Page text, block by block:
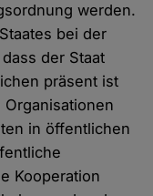
werden.
bei der
der Staat
präsent ist
in öffentlichen
Kooperation